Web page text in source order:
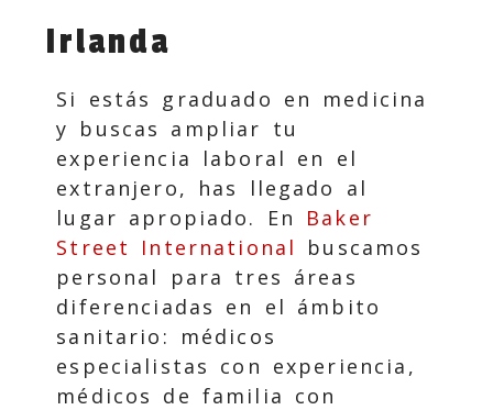
Irlanda
Si estás graduado en medicina
y buscas ampliar tu
experiencia laboral en el
extranjero, has llegado al
lugar apropiado. En Baker
Street International
buscamos
personal para tres áreas
diferenciadas en el ámbito
sanitario: médicos
especialistas con experiencia,
médicos de familia con